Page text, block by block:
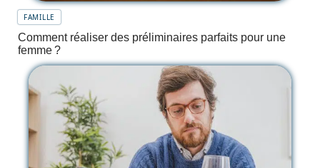
FAMILLE
Comment réaliser des préliminaires parfaits pour une
femme ?